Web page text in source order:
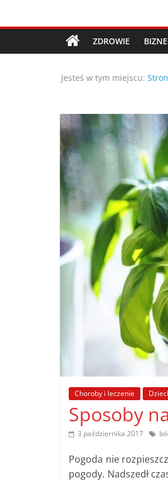
Porady,
oraz
ciekawe
rady
–
poznaj
te
praktyczne
wskazówki
poradniki
na
każdy
ZDROWIE
Jesteś w tym miejscu:
Choroby i leczenie
Sposoby
3 października 2017
Pogoda nie
pogody. Nadszedł